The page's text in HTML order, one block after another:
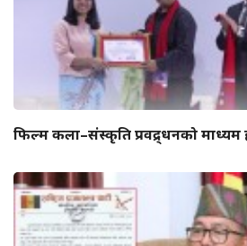
फिल्म कला–संस्कृति प्रवद्र्धनको माध्यम